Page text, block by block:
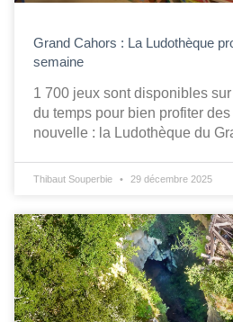
Grand Cahors : La Ludothèque
semaine
1 700 jeux sont disponibles
du temps pour bien profiter
nouvelle : la Ludothèque du
Thibaut Souperbie 29 décembre 2025